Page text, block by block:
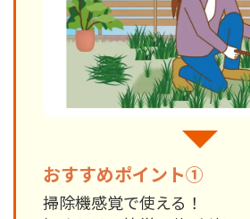
おすすめポイント①
掃除機感覚で使える！